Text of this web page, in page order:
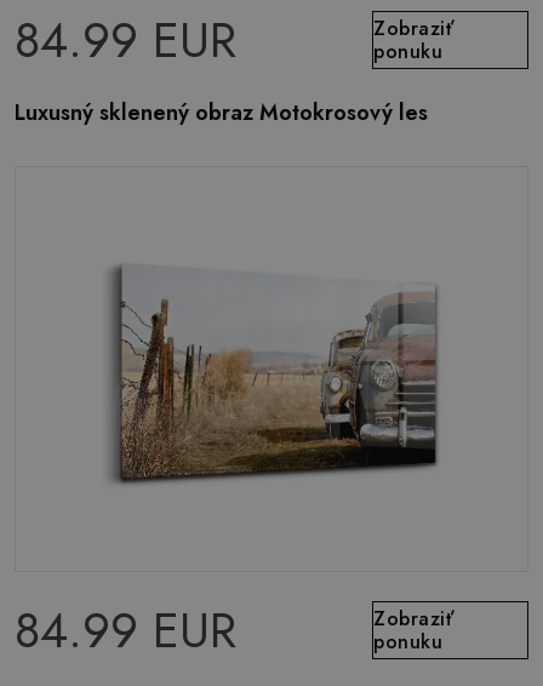
84.99 EUR
Zobraziť
ponuku
Luxusný sklenený obraz Motokrosový les
84.99 EUR
Zobraziť
ponuku